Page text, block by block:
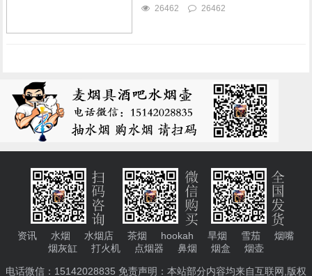
26462
26462
资讯 水烟 水烟店 茶烟 hookah 旱烟 雪茄
烟嘴
烟灰缸
打火机 点烟器 鼻烟 烟盒 烟壶
电话微信：15142028835 免责声明：本站部分内容均来自互联网,版权